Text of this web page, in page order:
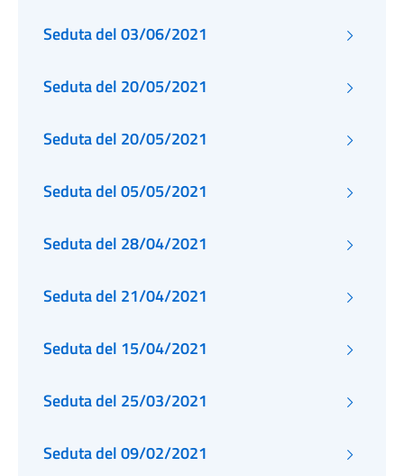
Seduta del 03/06/2021
Seduta del 20/05/2021
Seduta del 20/05/2021
Seduta del 05/05/2021
Seduta del 28/04/2021
Seduta del 21/04/2021
Seduta del 15/04/2021
Seduta del 25/03/2021
Seduta del 09/02/2021